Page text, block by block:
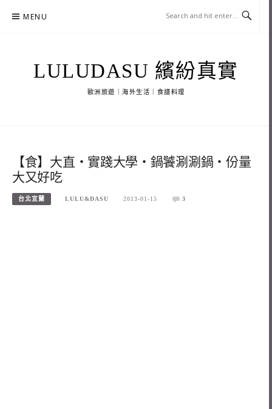
MENU
LULUDASU 繽紛真實
歐洲旅遊｜海外生活｜食譜料理
【食】大直‧實踐大學‧鍋饕涮涮鍋‧份量
大又好吃
台北宜蘭 LULU&DASU 2013-01-15 3